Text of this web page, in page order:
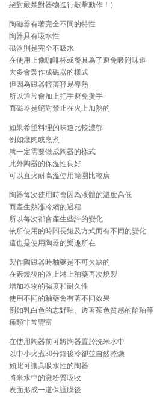
絕對嚴禁對器物進行敲擊動作！）
陶磁器有著完全不同的特性
陶器具有吸水性
磁器則是完全不吸水
在使用上像咖啡杯或餐具為了避免吸附味道
大多會製作成磁器的樣式
但因為磁器輕薄容易導熱
所以通常會加上把手避免燙手
而磁器是絕對禁止在火上加熱的
如果希望料理的味道比較濃郁
例如燉肉或烹煮
就一定需要做成陶器的樣式
此外陶器的保溫性良好
可以直火耐高溫使用範圍比較廣
陶器每次使用時會因為液體的溫度高低
而產生熱漲冷縮的過程
所以每次都會產生些許的變化
依所使用的時間長短及方式而有不同的變化
這也是使用陶器的樂趣所在
製作陶磁器時釉藥是不可欠缺的
在素燒後的器上淋上釉藥再次燒製
增加器物的強度和耐久性
使用不同的釉藥會有著不同效果
例如乳白色的志野釉、透著茶色質感的飴釉等
種類非常豐富
在使用陶器前可將陶器置於洗米水中
以中小火煮30分鐘後冷卻並自然乾燥
如此可讓具吸水性的陶器
將米水中的澱粉質吸收
表面形成一道保護膜後